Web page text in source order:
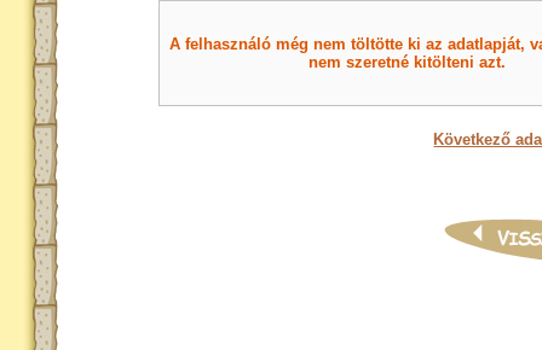
A felhasználó még nem töltötte ki az adatlapját,
nem szeretné kitölteni azt.
Következő